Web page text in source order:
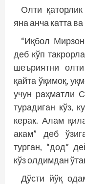
Олти
яна анча катта
“Иқбол
деб кўп
шеъриятни
қайта ўқимоқ,
учун раҳматли
турадиган кўз,
керак. Алам
акам” деб
турган, “дод”
кўз олдимдан
Дўсти йўқ